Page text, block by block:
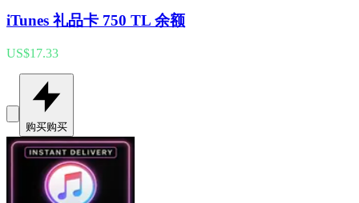
iTunes 礼品卡 750 TL 余额
US$17.33
购买购买